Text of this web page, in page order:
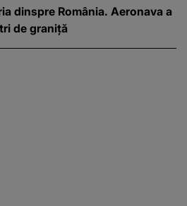
dinspre România. Aeronava a
de graniță